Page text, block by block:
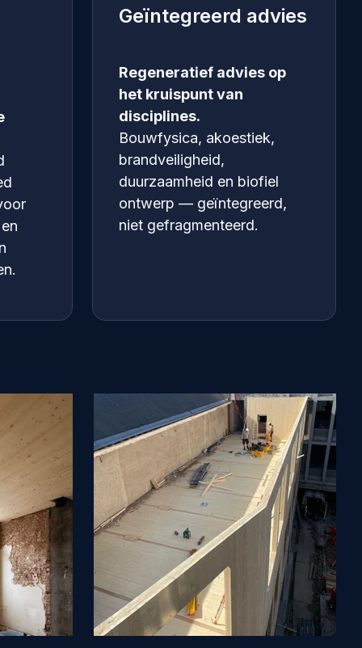
Geïntegreerd advies
Regeneratief advies op
het kruispunt van
disciplines.
Bouwfysica, akoestiek,
brandveiligheid,
duurzaamheid en biofiel
ontwerp — geïntegreerd,
niet gefragmenteerd.